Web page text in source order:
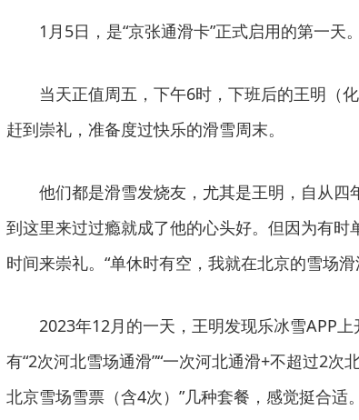
1月5日，是“京张通滑卡”正式启用的第一天。
当天正值周五，下午6时，下班后的王明（
赶到崇礼，准备度过快乐的滑雪周末。
他们都是滑雪发烧友，尤其是王明，自从四
到这里来过过瘾就成了他的心头好。但因为有
时间来崇礼。“单休时有空，我就在北京的雪场滑
2023年12月的一天，王明发现乐冰雪APP上
有“2次河北雪场通滑”“一次河北通滑+不超过2次
北京雪场雪票（含4次）”几种套餐，感觉挺合适